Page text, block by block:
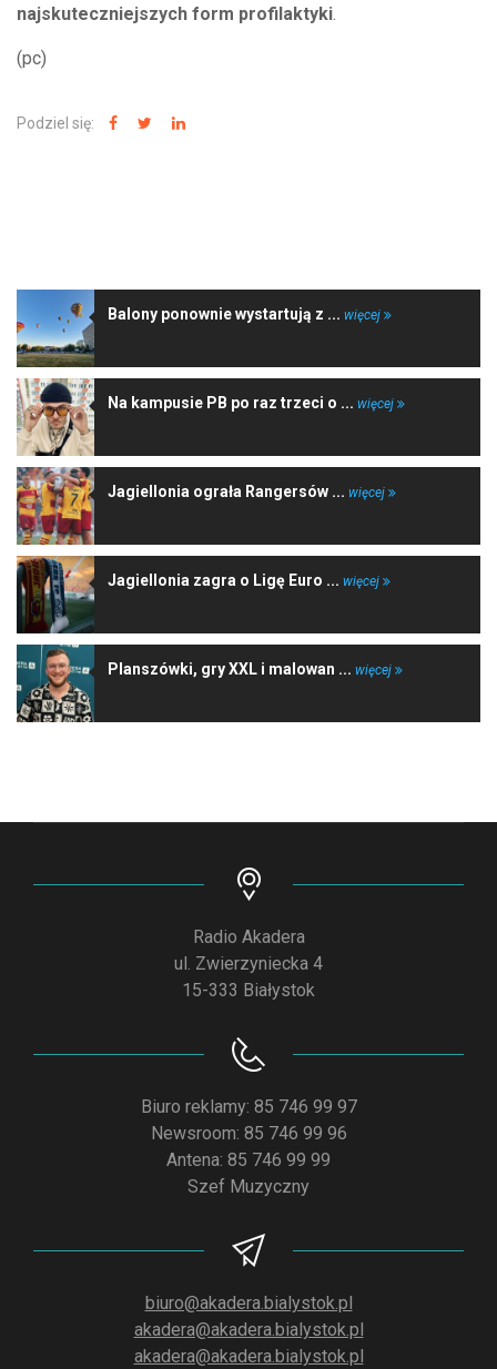
najskuteczniejszych form profilaktyki.
(pc)
Podziel się:
Balony ponownie wystartują z ... więcej
Na kampusie PB po raz trzeci o ... więcej
Jagiellonia ograła Rangersów ... więcej
Jagiellonia zagra o Ligę Euro ... więcej
Planszówki, gry XXL i malowan ... więcej
Radio Akadera
ul. Zwierzyniecka 4
15-333 Białystok
Biuro reklamy: 85 746 99 97
Newsroom: 85 746 99 96
Antena: 85 746 99 99
Szef Muzyczny
biuro@akadera.bialystok.pl
akadera@akadera.bialystok.pl
akadera@akadera.bialystok.pl